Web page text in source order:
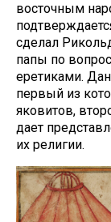
восточным
сделал
папы по
еретиками.
первый из
яковитов,
дает
их религии.